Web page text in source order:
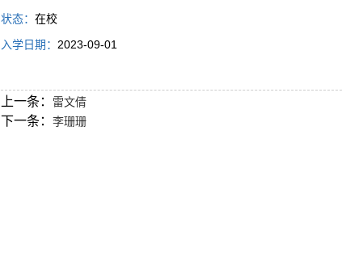
状态： 在校
入学日期： 2023-09-01
上一条： 雷文倩
下一条： 李珊珊